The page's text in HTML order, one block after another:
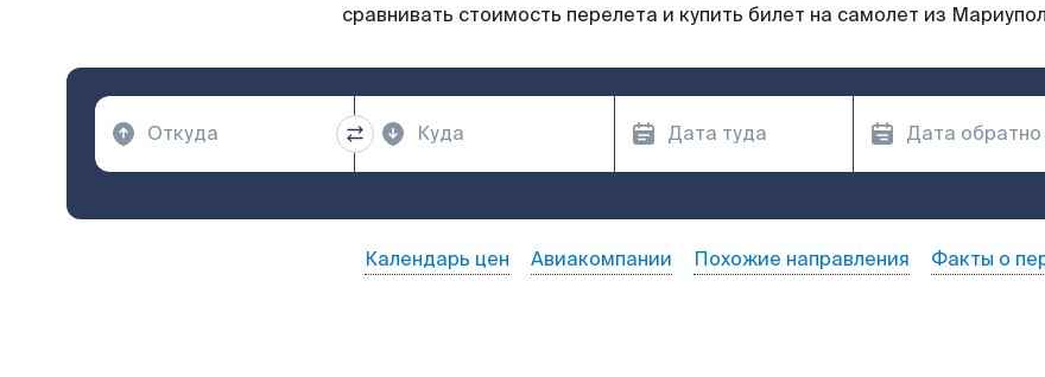
сравнивать стоимость перелета и купить билет на самолет из
Календарь цен Авиакомпании Похожие направления Факты о